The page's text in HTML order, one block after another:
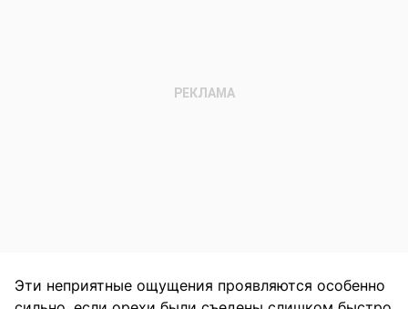
Эти неприятные ощущения проявляются особенно